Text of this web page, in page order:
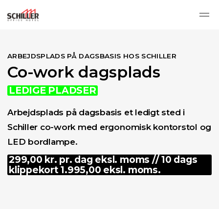
ARBEJDSPLADS PÅ DAGSBASIS HOS SCHILLER
Co-work dagsplads
LEDIGE PLADSER
Arbejdsplads på dagsbasis et ledigt sted i
Schiller co-work med ergonomisk kontorstol og
LED bordlampe.
299,00 kr. pr. dag eksl. moms // 10 dags
klippekort 1.995,00 eksl. moms.